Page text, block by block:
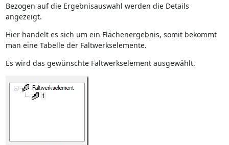
Bezogen auf die Ergebnisauswahl werden die Details
angezeigt.
Hier handelt es sich um ein Flächenergebnis, somit bekommt
man eine Tabelle der Faltwerkselemente.
Es wird das gewünschte Faltwerkselement ausgewählt.